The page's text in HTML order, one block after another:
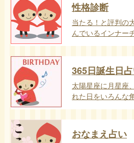
性格診断
当たる！と評判の
んでいるインナー
365日誕生日
太陽星座に月星座
れた日をいろんな
おなまえ占い